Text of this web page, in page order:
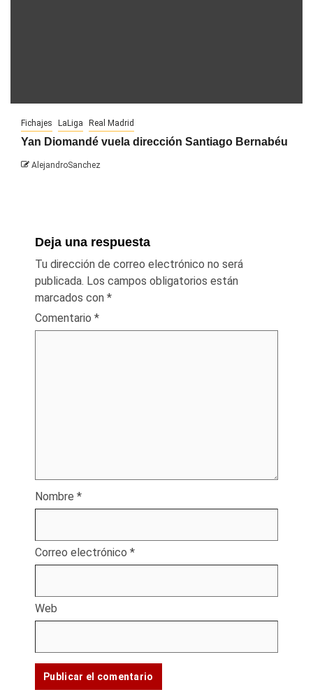
Fichajes LaLiga Real Madrid
Yan Diomandé vuela dirección Santiago Bernabéu
AlejandroSanchez
Deja una respuesta
Tu dirección de correo electrónico no será
publicada. Los campos obligatorios están
marcados con *
Comentario *
Nombre *
Correo electrónico *
Web